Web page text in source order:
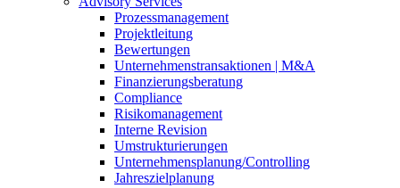
Prozessmanagement
Projektleitung
Bewertungen
Unternehmenstransaktionen | M&A
Finanzierungsberatung
Compliance
Risikomanagement
Interne Revision
Umstrukturierungen
Unternehmensplanung/Controlling
Jahreszielplanung